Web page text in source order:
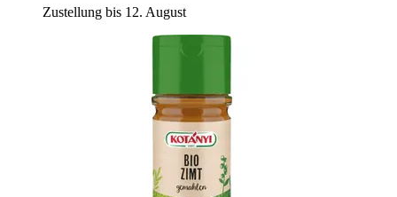
Zustellung bis 12. August